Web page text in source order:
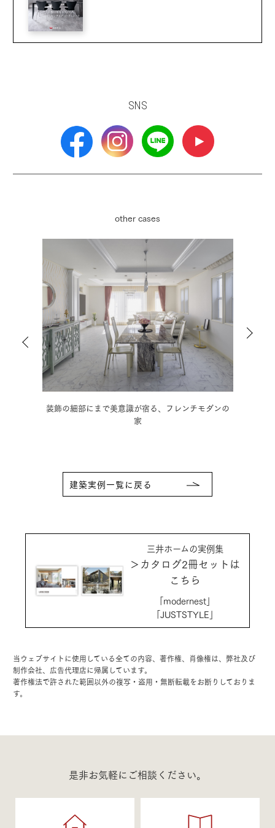
SNS
other cases
ンチモダンの
木の温もりに和の趣を取り入れた、情緒豊かな3階建
建築実例一覧に戻る
三井ホームの実例集
＞カタログ2冊セットは
こちら
「modernest」
「JUSTSTYLE」
当ウェブサイトに使用している全ての内容、著作権、肖像権は、弊社及び
制作会社、広告代理店に帰属しています。
著作権法で許された範囲以外の複写・盗用・無断転載をお断りしておりま
す。
是非お気軽にご相談ください。